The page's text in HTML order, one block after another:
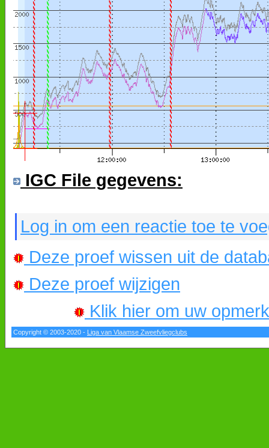
IGC File gegevens:
Log in om een reactie toe te
Deze proef wissen uit de
Deze proef wijzigen
Klik hier om uw
Copyright © 2003-2020 - Liga van Vlaamse Zweefvliegclubs